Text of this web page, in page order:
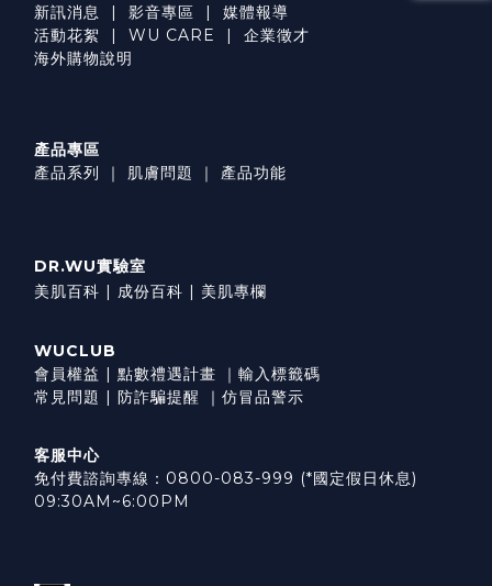
新訊消息
| 影音專區 | 媒體報導
活動花絮
| WU CARE | 企業徵才
海外購物說明
產品專區
產品系列
｜ 肌膚問題 ｜ 產品功能
DR.WU實驗室
美肌百科 | 成份百科 | 美肌專欄
WUCLUB
會員權益 | 點數禮遇計畫 ｜ 輸入標籤碼
常見問題 | 防詐騙提醒 ｜ 仿冒品警示
客服中心
免付費諮詢專線：0800-083-999 (*國定假日休息)
09:30AM~6:00PM